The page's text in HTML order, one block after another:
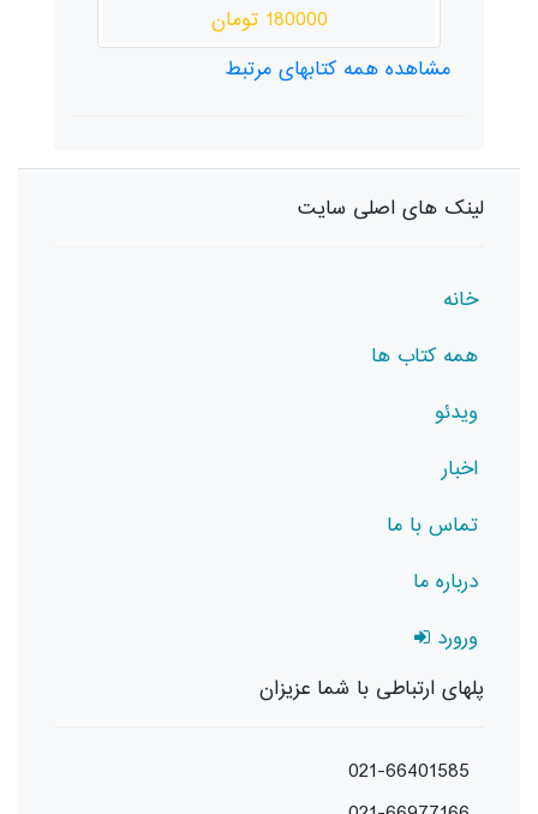
180000 تومان
مشاهده همه کتابهای مرتبط
لینک های اصلی سایت
خانه
همه کتاب ها
ویدئو
اخبار
تماس با ما
درباره ما
ورورد
پلهای ارتباطی با شما عزیزان
021-66401585